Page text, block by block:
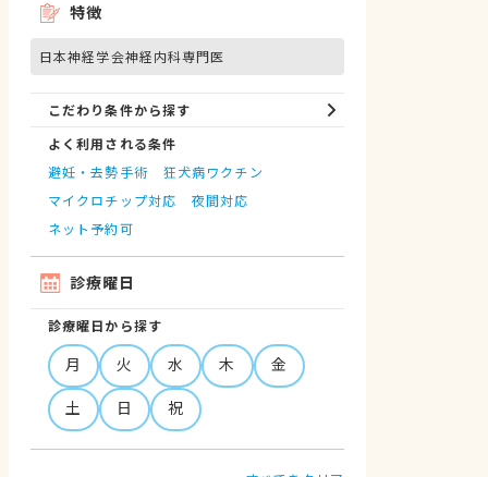
特徴
日本神経学会神経内科専門医
こだわり条件から探す
よく利用される条件
避妊・去勢手術
狂犬病ワクチン
マイクロチップ対応
夜間対応
ネット予約可
診療曜日
診療曜日から探す
月 火 水 木
金
土
日 祝